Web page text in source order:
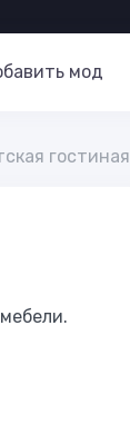
мод
гостиная